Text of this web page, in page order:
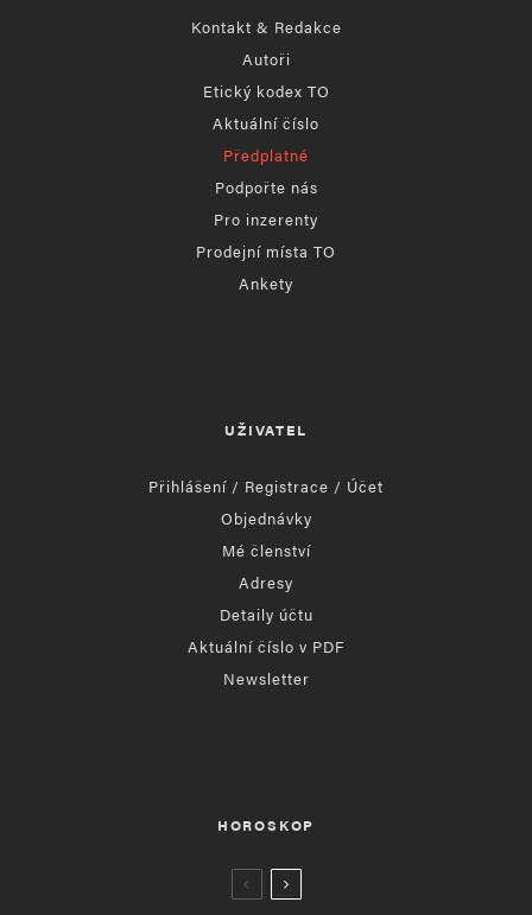
Kontakt & Redakce
Autoři
Etický kodex TO
Aktuální číslo
Předplatné
Podpořte nás
Pro inzerenty
Prodejní místa TO
Ankety
UŽIVATEL
Přihlášení / Registrace / Účet
Objednávky
Mé členství
Adresy
Detaily účtu
Aktuální číslo v PDF
Newsletter
HOROSKOP